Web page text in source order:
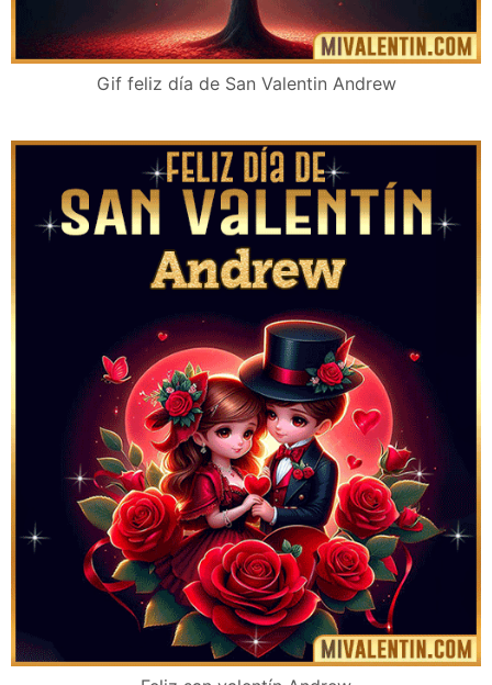
Gif feliz día de San Valentin Andrew